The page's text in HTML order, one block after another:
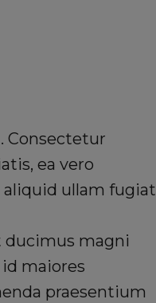
Consectetur
ea vero
ullam fugiat
ducimus magni
maiores
praesentium